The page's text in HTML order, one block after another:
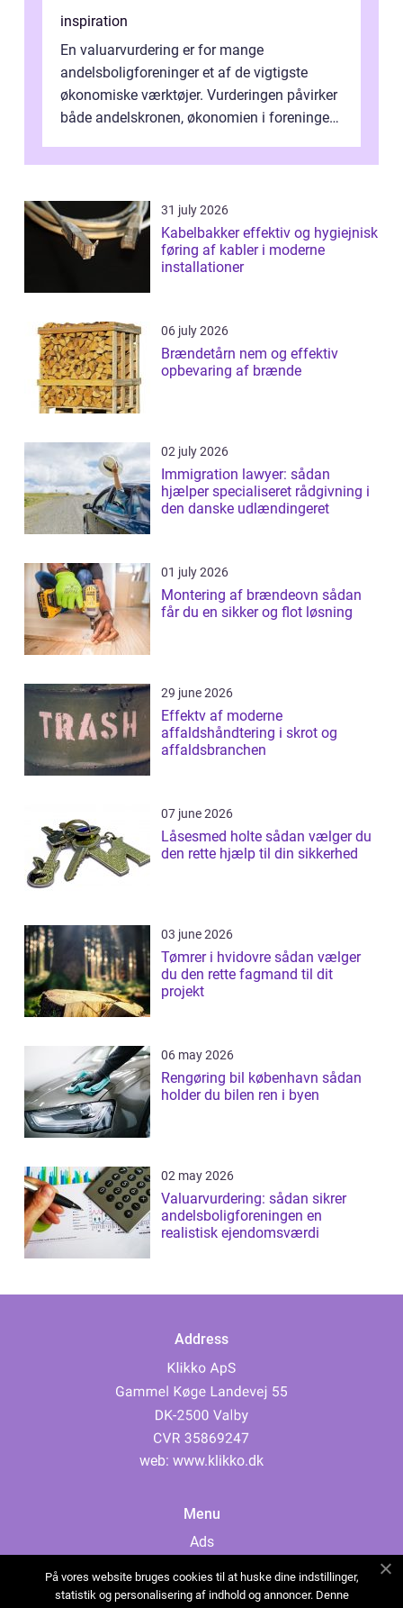
inspiration
En valuarvurdering er for mange
andelsboligforeninger et af de vigtigste
økonomiske værktøjer. Vurderingen påvirker
både andelskronen, økonomien i foreningen
31 july 2026
Kabelbakker effektiv og hygiejnisk
føring af kabler i moderne
installationer
06 july 2026
Brændetårn nem og effektiv
opbevaring af brænde
02 july 2026
Immigration lawyer: sådan
hjælper specialiseret rådgivning i
den danske udlændingeret
01 july 2026
Montering af brændeovn sådan
får du en sikker og flot løsning
29 june 2026
Effektv af moderne
affaldshåndtering i skrot og
affaldsbranchen
07 june 2026
Låsesmed holte sådan vælger du
den rette hjælp til din sikkerhed
03 june 2026
Tømrer i hvidovre sådan vælger
du den rette fagmand til dit
projekt
06 may 2026
Rengøring bil københavn sådan
holder du bilen ren i byen
02 may 2026
Valuarvurdering: sådan sikrer
andelsboligforeningen en
realistisk ejendomsværdi
Address
web: www.klikko.dk
Menu
Ads
Cookies
På vores website bruges cookies til at huske dine indstillinger,
statistik og personalisering af indhold og annoncer. Denne